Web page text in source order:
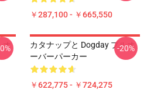
￥287,100 - ￥665,550
カタナップと Dogday プルオ
ーバーパーカー
￥622,775 - ￥724,275
-20%